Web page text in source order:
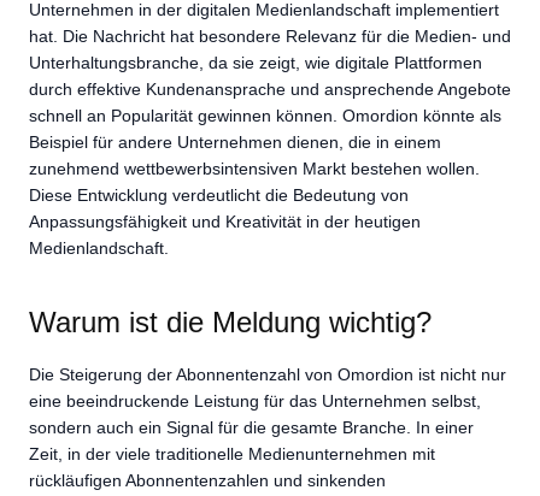
Unternehmen in der digitalen Medienlandschaft implementiert
hat. Die Nachricht hat besondere Relevanz für die Medien- und
Unterhaltungsbranche, da sie zeigt, wie digitale Plattformen
durch effektive Kundenansprache und ansprechende Angebote
schnell an Popularität gewinnen können. Omordion könnte als
Beispiel für andere Unternehmen dienen, die in einem
zunehmend wettbewerbsintensiven Markt bestehen wollen.
Diese Entwicklung verdeutlicht die Bedeutung von
Anpassungsfähigkeit und Kreativität in der heutigen
Medienlandschaft.
Warum ist die Meldung wichtig?
Die Steigerung der Abonnentenzahl von Omordion ist nicht nur
eine beeindruckende Leistung für das Unternehmen selbst,
sondern auch ein Signal für die gesamte Branche. In einer
Zeit, in der viele traditionelle Medienunternehmen mit
rückläufigen Abonnentenzahlen und sinkenden